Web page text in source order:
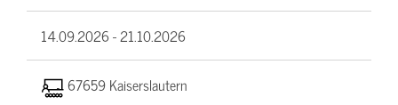
14.09.2026 -21.10.2026
67659 Kaiserslautern